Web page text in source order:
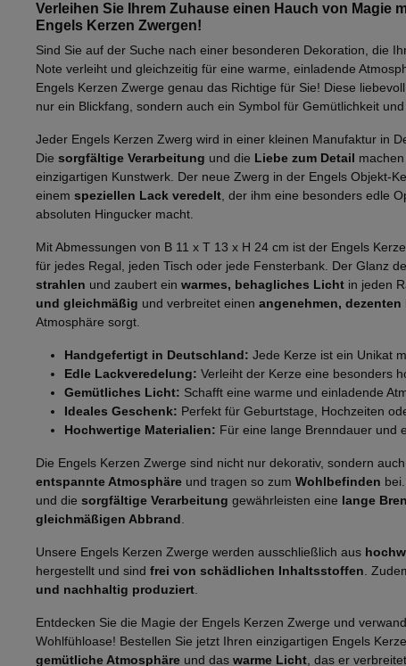
Verleihen Sie Ihrem Zuhause einen Hauch von Magie
Engels Kerzen Zwergen!
Sind Sie auf der Suche nach einer besonderen Dekoration, die
Note verleiht und gleichzeitig für eine warme, einladende
Engels Kerzen Zwerge genau das Richtige für Sie! Diese
nur ein Blickfang, sondern auch ein Symbol für Gemütlichkeit
Jeder Engels Kerzen Zwerg wird in einer kleinen Manufaktur in
Die sorgfältige Verarbeitung und die Liebe zum Detail
einzigartigen Kunstwerk. Der neue Zwerg in der Engels Objekt-
einem speziellen Lack veredelt, der ihm eine besonders edle
absoluten Hingucker macht.
Mit Abmessungen von B 11 x T 13 x H 24 cm ist der Engels
für jedes Regal, jeden Tisch oder jede Fensterbank. Der Glanz
strahlen und zaubert ein warmes, behagliches Licht in jeden
und gleichmäßig und verbreitet einen angenehmen, dezenten
Atmosphäre sorgt.
Handgefertigt in Deutschland: Jede Kerze ist ein Unikat
Edle Lackveredelung: Verleiht der Kerze eine besonders
Gemütliches Licht: Schafft eine warme und einladende
Ideales Geschenk: Perfekt für Geburtstage, Hochzeiten
Hochwertige Materialien: Für eine lange Brenndauer und
Die Engels Kerzen Zwerge sind nicht nur dekorativ, sondern
entspannte Atmosphäre und tragen so zum Wohlbefinden
und die sorgfältige Verarbeitung gewährleisten eine lange
gleichmäßigen Abbrand.
Unsere Engels Kerzen Zwerge werden ausschließlich aus
hergestellt und sind frei von schädlichen Inhaltsstoffen.
und nachhaltig produziert.
Entdecken Sie die Magie der Engels Kerzen Zwerge und
Wohlfühloase! Bestellen Sie jetzt Ihren einzigartigen Engels
gemütliche Atmosphäre und das warme Licht, das er